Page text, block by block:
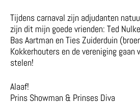
Tijdens carnaval zijn adjudanten
zijn dit mijn goede vrienden: Ted
Bas Aartman en Ties Zuiderduin
Kokkerhouters en de vereniging
stelen!
Alaaf!
Prins Showman & Prinses Diva